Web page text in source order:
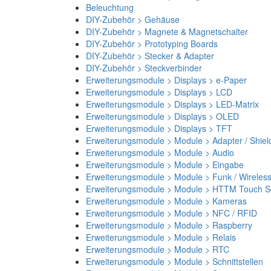
Beleuchtung
DIY-Zubehör > Gehäuse
DIY-Zubehör > Magnete & Magnetschalter
DIY-Zubehör > Prototyping Boards
DIY-Zubehör > Stecker & Adapter
DIY-Zubehör > Steckverbinder
Erweiterungsmodule > Displays > e-Paper
Erweiterungsmodule > Displays > LCD
Erweiterungsmodule > Displays > LED-Matrix
Erweiterungsmodule > Displays > OLED
Erweiterungsmodule > Displays > TFT
Erweiterungsmodule > Module > Adapter /
Erweiterungsmodule > Module > Audio
Erweiterungsmodule > Module > Eingabe
Erweiterungsmodule > Module > Funk / Wireless
Erweiterungsmodule > Module > HTTM Touch
Erweiterungsmodule > Module > Kameras
Erweiterungsmodule > Module > NFC / RFID
Erweiterungsmodule > Module > Raspberry
Erweiterungsmodule > Module > Relais
Erweiterungsmodule > Module > RTC
Erweiterungsmodule > Module > Schnittstellen